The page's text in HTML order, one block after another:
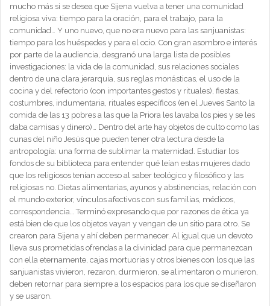
mucho más si se desea que Sijena vuelva a tener una comunidad
religiosa viva: tiempo para la oración, para el trabajo, para la
comunidad… Y uno nuevo, que no era nuevo para las sanjuanistas:
tiempo para los huéspedes y para el ocio. Con gran asombro e interés
por parte de la audiencia, desgranó una larga lista de posibles
investigaciones: la vida de la comunidad, sus relaciones sociales
dentro de una clara jerarquía, sus reglas monásticas, el uso de la
cocina y del refectorio (con importantes gestos y rituales), fiestas,
costumbres, indumentaria, rituales específicos (en el Jueves Santo la
comida de las 13 pobres a las que la Priora les lavaba los pies y se les
daba camisas y dinero)… Dentro del arte hay objetos de culto como las
cunas del niño Jesús que pueden tener otra lectura desde la
antropología: una forma de sublimar la maternidad. Estudiar los
fondos de su biblioteca para entender qué leían estas mujeres dado
que los religiosos tenían acceso al saber teológico y filosófico y las
religiosas no. Dietas alimentarias, ayunos y abstinencias, relación con
el mundo exterior, vínculos afectivos con sus familias, médicos,
correspondencia… Terminó expresando que por razones de ética ya
está bien de que los objetos vayan y vengan de un sitio para otro. Se
crearon para Sijena y ahí deben permanecer. Al igual que un devoto
lleva sus prometidas ofrendas a la divinidad para que permanezcan
con ella eternamente, cajas mortuorias y otros bienes con los que las
sanjuanistas vivieron, rezaron, durmieron, se alimentaron o murieron,
deben retornar para siempre a los espacios para los que se diseñaron
y se usaron.